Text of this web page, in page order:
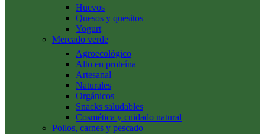
Huevos
Quesos y quesitos
Yogurt
Mercado verde
Agroecológico
Alto en proteína
Artesanal
Naturales
Orgánicos
Snacks saludables
Cosmética y cuidado natural
Pollos, carnes y pescado